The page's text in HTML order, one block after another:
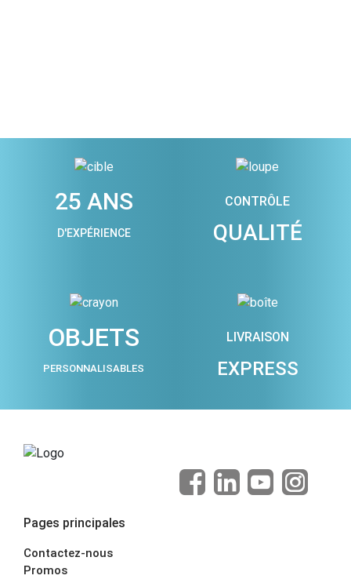
25 ANS
D'EXPÉRIENCE
CONTRÔLE
QUALITÉ
OBJETS
PERSONNALISABLES
LIVRAISON
EXPRESS
Pages principales
Contactez-nous
Promos